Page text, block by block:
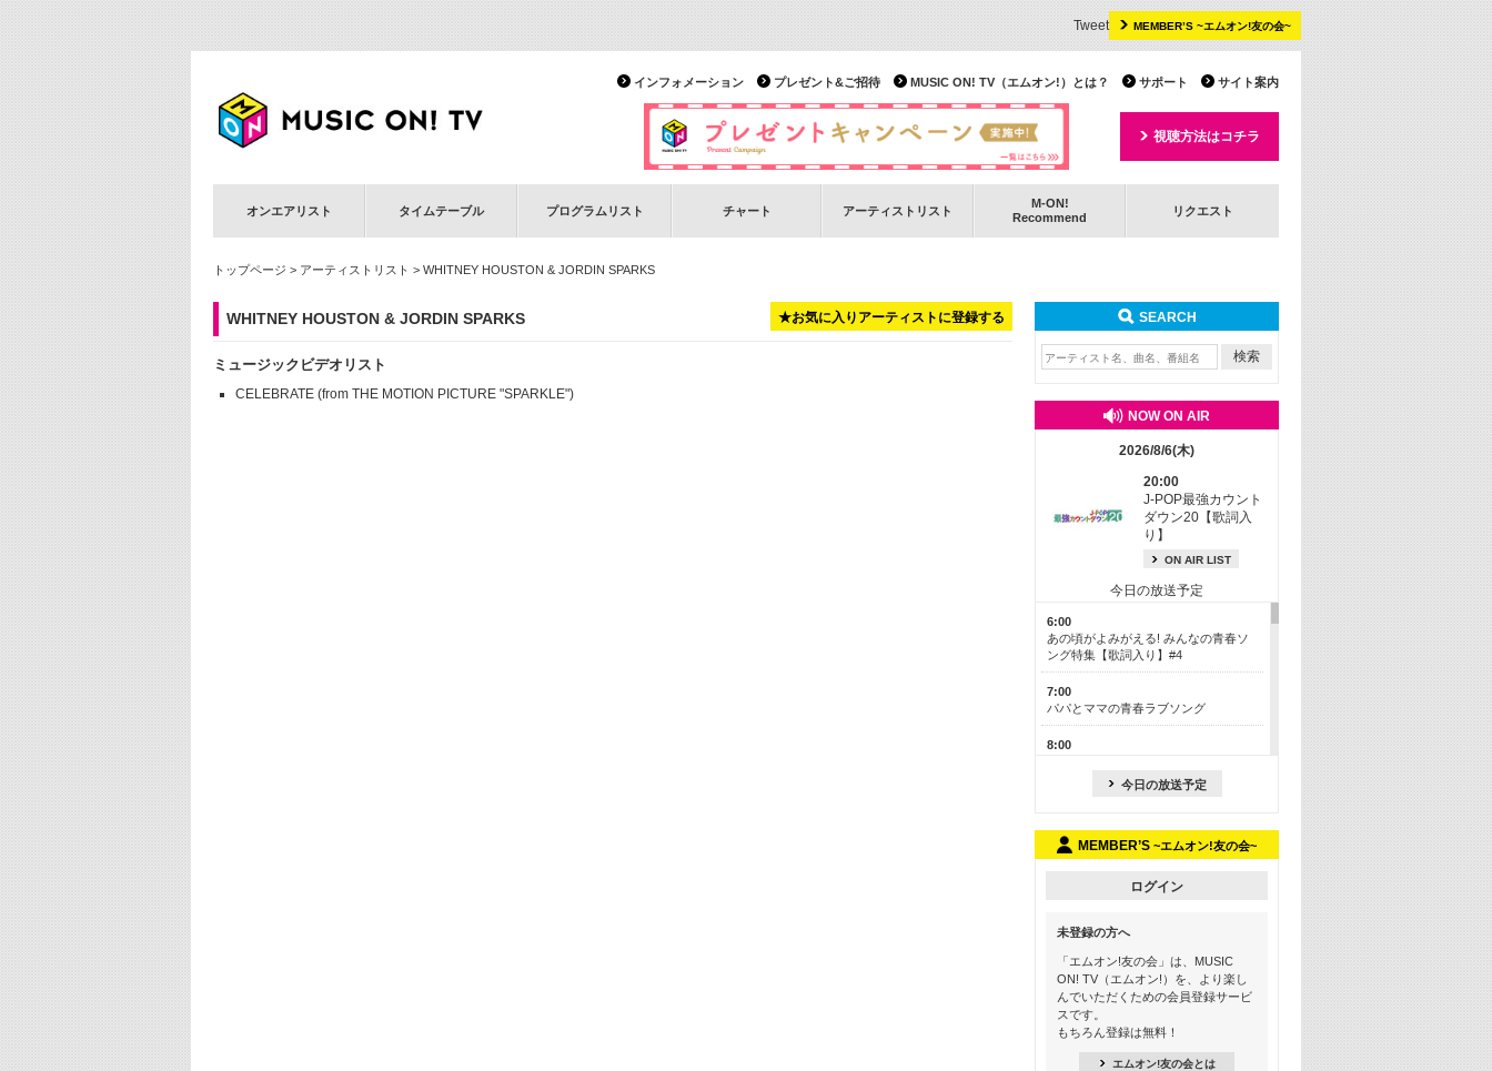
MEMBER’S ~エムオン!友の会~
Tweet
サイト案内
サポート
MUSIC ON! TV（エムオン!）とは？
プレゼント&ご招待
インフォメーション
視聴方法はコチラ
オンエアリスト タイムテーブル プログラムリスト チャート アーティストリスト
M-ON!
Recommend
リクエスト
トップページ > アーティストリスト > WHITNEY HOUSTON & JORDIN SPARKS
★お気に入りアーティストに登録する
WHITNEY HOUSTON & JORDIN SPARKS
ミュージックビデオリスト
CELEBRATE (from THE MOTION PICTURE "SPARKLE")
SEARCH
NOW ON AIR
2026/8/6(木)
20:00
J-POP最強カウント
ダウン20【歌詞入
り】
ON AIR LIST
今日の放送予定
6:00
あの頃がよみがえる! みんなの青春ソ
ング特集【歌詞入り】#4
7:00
パパとママの青春ラブソング
8:00
13:00
15:30
この夏聴きたい! サマーソングメドレ
ー【歌詞入り】 #4
16:30
今日の放送予定
MEMBER’S ~エムオン!友の会~
ログイン
未登録の方へ
「エムオン!友の会」は、MUSIC
ON! TV（エムオン!）を、より楽し
んでいただくための会員登録サービ
スです。
もちろん登録は無料！
エムオン!友の会とは